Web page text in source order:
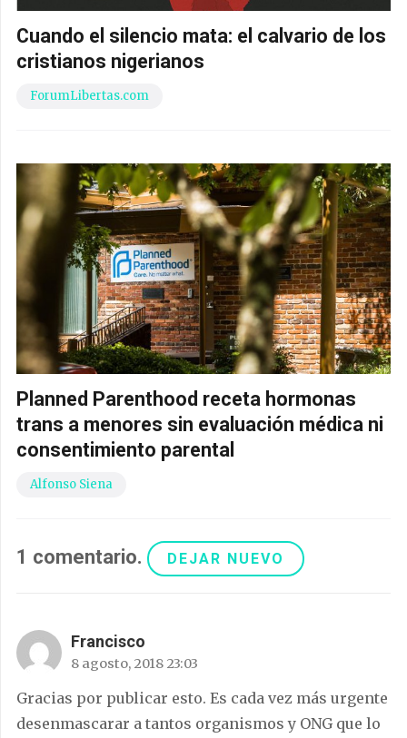
Cuando el silencio mata: el calvario de los
cristianos nigerianos
ForumLibertas.com
Planned Parenthood receta hormonas
trans a menores sin evaluación médica ni
consentimiento parental
Alfonso Siena
1 comentario. DEJAR NUEVO
Francisco
8 agosto, 2018 23:03
Gracias por publicar esto. Es cada vez más urgente
desenmascarar a tantos organismos y ONG que lo